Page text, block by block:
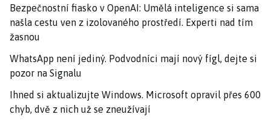
Bezpečnostní fiasko v OpenAI: Umělá inteligence si sama
našla cestu ven z izolovaného prostředí. Experti nad tím
žasnou
WhatsApp není jediný. Podvodníci mají nový fígl, dejte si
pozor na Signalu
Ihned si aktualizujte Windows. Microsoft opravil přes 600
chyb, dvě z nich už se zneužívají